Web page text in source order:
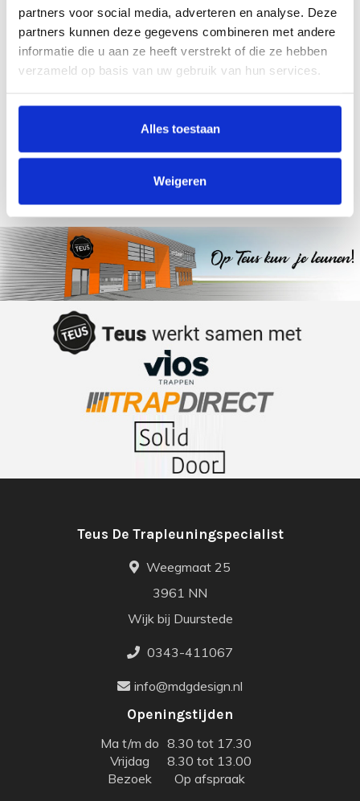
partners voor social media, adverteren en analyse. Deze
partners kunnen deze gegevens combineren met andere
informatie die u aan ze heeft verstrekt of die ze hebben
verzameld op basis van uw gebruik van hun services.
Alles toestaan
Weigeren
Kan ik eerst een trapleuning zien voor ik bestel?
Vakmanschap
de trapleuning specialist
Voorraad
voorraad.
Met leuninghouders en
Teus De Trapleuningspecialist
Weegmaat 25
3961 NN
Wijk bij Duurstede
0343-411067
info@mdgdesign.nl
Openingstijden
Ma t/m do 8.30 tot 17.30
Vrijdag
8.30 tot 13.00
Bezoek
Op afspraak